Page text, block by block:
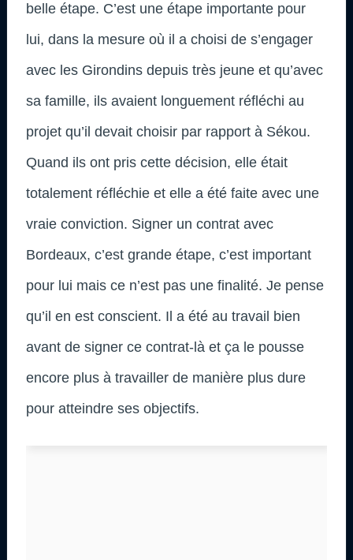
belle étape. C’est une étape importante pour
lui, dans la mesure où il a choisi de s’engager
avec les Girondins depuis très jeune et qu’avec
sa famille, ils avaient longuement réfléchi au
projet qu’il devait choisir par rapport à Sékou.
Quand ils ont pris cette décision, elle était
totalement réfléchie et elle a été faite avec une
vraie conviction. Signer un contrat avec
Bordeaux, c’est grande étape, c’est important
pour lui mais ce n’est pas une finalité. Je pense
qu’il en est conscient. Il a été au travail bien
avant de signer ce contrat-là et ça le pousse
encore plus à travailler de manière plus dure
pour atteindre ses objectifs.